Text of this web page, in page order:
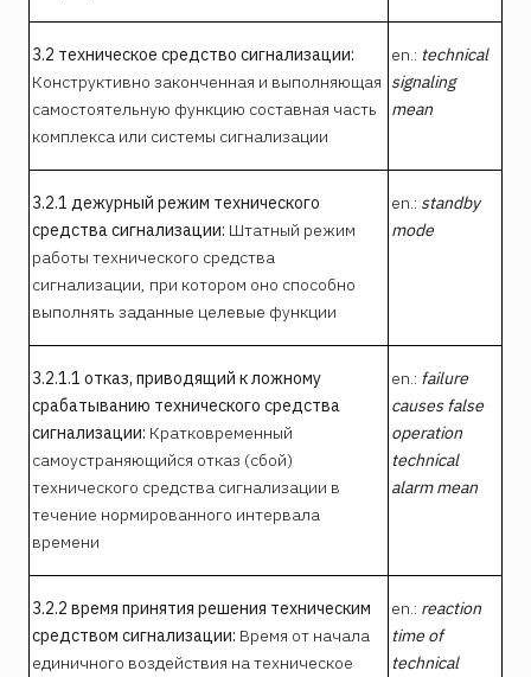
3.2 техническое средство сигнализации:
Конструктивно законченная и выполняющая
самостоятельную функцию составная часть
комплекса или системы сигнализации
en.: technical
signaling
mean
3.2.1 дежурный режим технического
средства сигнализации: Штатный режим
работы технического средства
сигнализации, при котором оно способно
выполнять заданные целевые функции
en.: standby
mode
3.2.1.1 отказ, приводящий к ложному
срабатыванию технического средства
сигнализации: Кратковременный
самоустраняющийся отказ (сбой)
технического средства сигнализации в
течение нормированного интервала
времени
en.: failure
causes false
operation
technical
alarm mean
3.2.2 время принятия решения техническим
средством сигнализации: Время от начала
единичного воздействия на техническое
en.: reaction
time of
technical